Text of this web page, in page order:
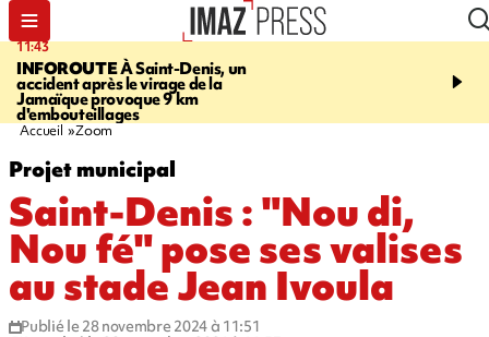
11:43
INFOROUTEÀ Saint-Denis, un
accident après le virage de la
Jamaïque provoque 9 km
d'embouteillages
16:35
gendarmes évacuent
Accueil Zoom
Projet municipal
Saint-Denis : "Nou di,
Nou fé" pose ses valises
au stade Jean Ivoula
Publié le 28 novembre 2024 à 11:51